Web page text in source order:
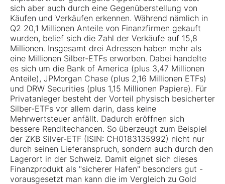
sich aber auch durch eine Gegenüberstellung von
Käufen und Verkäufen erkennen. Während nämlich in
Q2 20,1 Millionen Anteile von Finanzfirmen gekauft
wurden, belief sich die Zahl der Verkäufe auf 15,8
Millionen. Insgesamt drei Adressen haben mehr als
eine Millionen Silber-ETFs erworben. Dabei handelte
es sich um die Bank of America (plus 3,47 Millionen
Anteile), JPMorgan Chase (plus 2,16 Millionen ETFs)
und DRW Securities (plus 1,15 Millionen Papiere). Für
Privatanleger besteht der Vorteil physisch besicherter
Silber-ETFs vor allem darin, dass keine
Mehrwertsteuer anfällt. Dadurch eröffnen sich
bessere Renditechancen. So überzeugt zum Beispiel
der ZKB Silver-ETF (ISIN: CH0183135992) nicht nur
durch seinen Lieferanspruch, sondern auch durch den
Lagerort in der Schweiz. Damit eignet sich dieses
Finanzprodukt als "sicherer Hafen" besonders gut -
vorausgesetzt man kann die im Vergleich zu Gold